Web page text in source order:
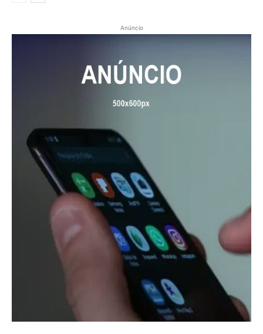
Anúncio